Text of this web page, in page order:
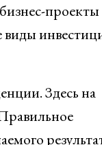
проекты
Здесь на